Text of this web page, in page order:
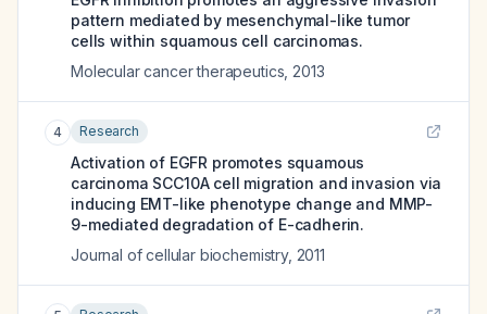
pattern mediated by mesenchymal-like tumor
cells within squamous cell carcinomas.
Molecular cancer therapeutics 2013
4 Research
Activation of EGFR promotes squamous
carcinoma SCC10A cell migration and invasion via
inducing EMT-like phenotype change and MMP-
9-mediated degradation of E-cadherin.
Journal of cellular biochemistry, 2011